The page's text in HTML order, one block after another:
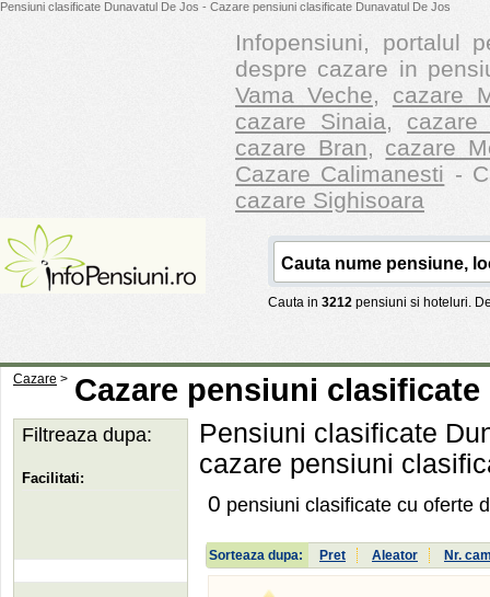
Pensiuni clasificate Dunavatul De Jos - Cazare pensiuni clasificate Dunavatul De Jos
Infopensiuni, portalul
despre cazare in
Vama Veche, cazare
cazare Sinaia, cazare
cazare Bran, cazare
Cazare Calimanesti -
cazare Sighisoara
Cauta in 3212 pensiuni si hoteluri.
Cazare > Cazare pensiuni
Pensiuni clasificate
cazare pensiuni
0 pensiuni clasificate cu oferte
Sorteaza dupa: Pret Aleator Nr.
Filtreaza dupa:
Facilitati: